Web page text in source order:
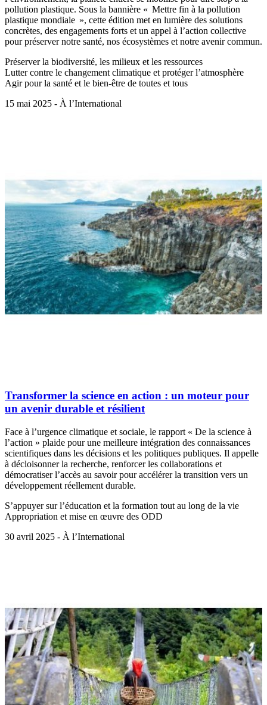
pollution plastique. Sous la bannière « Mettre fin à la pollution
plastique mondiale », cette édition met en lumière des solutions
concrètes, des engagements forts et un appel à l’action collective
pour préserver notre santé, nos écosystèmes et notre avenir commun.
Préserver la biodiversité, les milieux et les ressources
Lutter contre le changement climatique et protéger l’atmosphère
Agir pour la santé et le bien-être de toutes et tous
15 mai 2025 - À l’International
Transformer la science en action : un moteur pour
un avenir durable et résilient
Face à l’urgence climatique et sociale, le rapport « De la science à
l’action » plaide pour une meilleure intégration des connaissances
scientifiques dans les décisions et les politiques publiques. Il appelle
à décloisonner la recherche, renforcer les collaborations et
démocratiser l’accès au savoir pour accélérer la transition vers un
développement réellement durable.
S’appuyer sur l’éducation et la formation tout au long de la vie
Appropriation et mise en œuvre des ODD
30 avril 2025 - À l’International